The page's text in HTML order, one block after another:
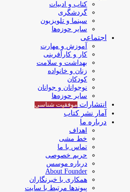
کتاب و ادبیات
گردشگری
سینما و تلویزیون
سایر حوزه‌ها
اجتماعی
آموزش و مهارت
کار و کارآفرینی
بهداشت و سلامت
زنان و خانواده
کودکان
نوجوانان و جوانان
سایر حوزه‌ها
انتشارات موفقیت‌ شناسی
آمار نشر کتاب
درباره ما
اهداف
خط مشی
تماس با ما
حریم خصوصی
درباره موسس
About Founder
همکاری با خبرنگاران
پیوندها مرتبط با سایت